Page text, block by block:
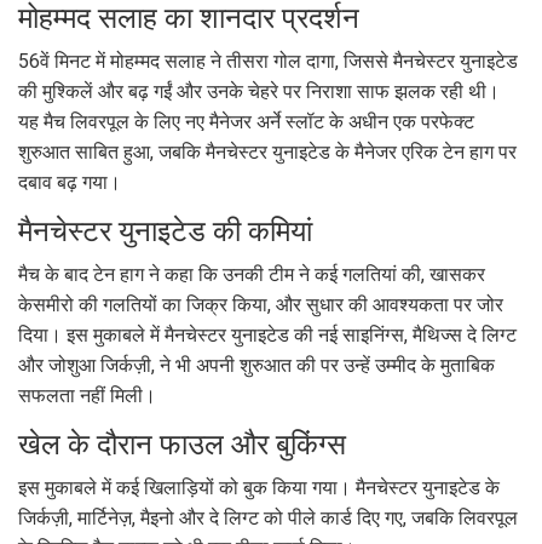
मोहम्मद सलाह का शानदार प्रदर्शन
56वें मिनट में मोहम्मद सलाह ने तीसरा गोल दागा, जिससे मैनचेस्टर युनाइटेड
की मुश्किलें और बढ़ गईं और उनके चेहरे पर निराशा साफ झलक रही थी।
यह मैच लिवरपूल के लिए नए मैनेजर अर्ने स्लॉट के अधीन एक परफेक्ट
शुरुआत साबित हुआ, जबकि मैनचेस्टर युनाइटेड के मैनेजर एरिक टेन हाग पर
दबाव बढ़ गया।
मैनचेस्टर युनाइटेड की कमियां
मैच के बाद टेन हाग ने कहा कि उनकी टीम ने कई गलतियां की, खासकर
केसमीरो की गलतियों का जिक्र किया, और सुधार की आवश्यकता पर जोर
दिया। इस मुकाबले में मैनचेस्टर युनाइटेड की नई साइनिंग्स, मैथिज्स दे लिग्ट
और जोशुआ जिर्कज़ी, ने भी अपनी शुरुआत की पर उन्हें उम्मीद के मुताबिक
सफलता नहीं मिली।
खेल के दौरान फाउल और बुकिंग्स
इस मुकाबले में कई खिलाड़ियों को बुक किया गया। मैनचेस्टर युनाइटेड के
जिर्कज़ी, मार्टिनेज़, मैइनो और दे लिग्ट को पीले कार्ड दिए गए, जबकि लिवरपूल